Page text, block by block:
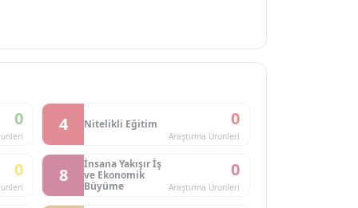
0 4 Nitelikli Eğitim 0
Araştırma Ürünleri
0 8
İnsana Yakışır İş
ve Ekonomik
Büyüme
0
Araştırma Ürünleri